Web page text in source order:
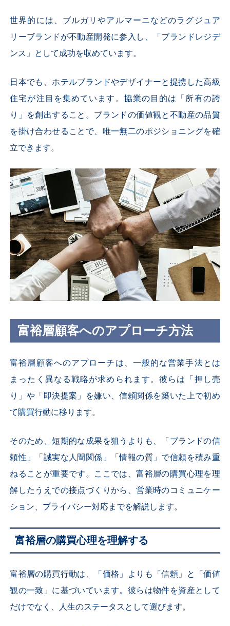
世界的には、ブルガリやアルマーニなどのラグジュア
リーブランドが不動産開発に参入し、「ブランドレジデ
ンス」として成功を収めています。
日本でも、ホテルブランドやデザイナーと提携した高級
住宅が注目を集めています。協業の目的は「所有の誇
り」を創出すること。ブランドの価値観と不動産の品質
を掛け合わせることで、唯一無二のポジショニングを確
立できます。
富裕層顧客へのアプローチ方法
富裕層顧客へのアプローチは、一般的な営業手法とは
まったく異なる戦略が求められます。彼らは「押し売
り」や「即決提案」を嫌い、信頼関係を築いた上で初め
て購買行動に移ります。
そのため、短期的な成果を狙うよりも、「ブランドの信
頼性」「誠実な人間関係」「情報の質」で信頼を積み重
ねることが重要です。ここでは、富裕層の購買心理を理
解したうえでの接点づくりから、営業時のコミュニケー
ション、プライバシー対応までを解説します。
富裕層の購買心理を理解する
富裕層の購買行動は、「価格」よりも「信頼」と「価値
観の一致」に基づいています。彼らは物件を資産として
だけでなく、人生のステータスとして選びます。